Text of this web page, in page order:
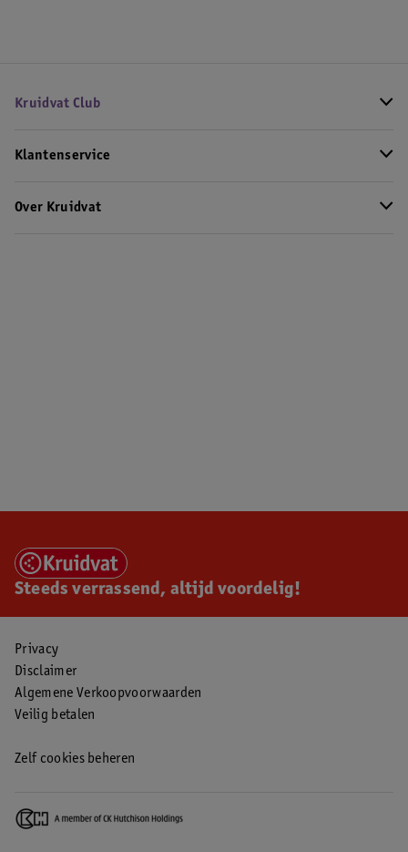
Kruidvat Club
Klantenservice
Over Kruidvat
Steeds verrassend, altijd voordelig!
Privacy
Disclaimer
Algemene Verkoopvoorwaarden
Veilig betalen
Zelf cookies beheren